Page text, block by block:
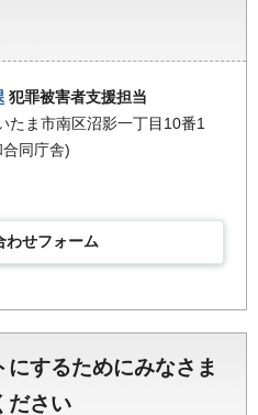
犯罪被害者支援担当
たま市南区沼影一丁目10番1
同庁舎)
わせフォーム
するためにみなさま
ださい